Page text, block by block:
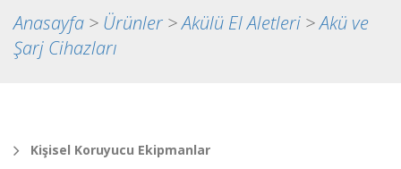
Anasayfa > Ürünler >Akülü El Aletleri >Akü ve
Şarj Cihazları
Kişisel Koruyucu Ekipmanlar